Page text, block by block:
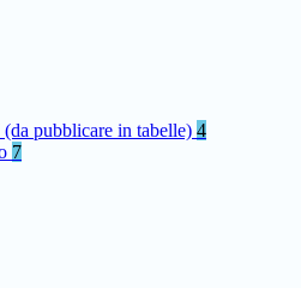
pubblicare in tabelle) 4
7